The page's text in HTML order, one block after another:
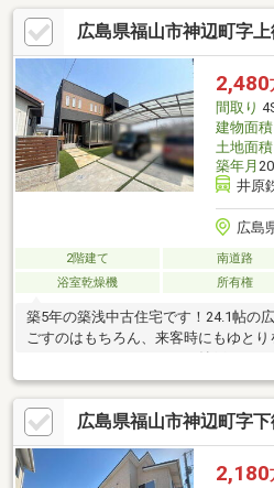
レ、緑豊かな住宅地、全居室フロー
トリー（食器・食品の収納庫）、Ｉ
地、開発分譲地内、周辺交通量少なめ
広島県福山市神辺町字
2,480
間取り
建物面積
土地面積
築年月
井原
広島
2階建て 南道路
浴室乾燥機
所有権
築5年の築浅中古住宅です！24.1帖の
ごすのはもちろん、来客時にもゆとり
スがあるため、荷物が多いご家庭で
きバルコニーに加え、1階にはサンル
わず洗濯物を快適に干せるのも魅力
を兼ね備えた、暮らしやすい一邸で
広島県福山市神辺町字
2,180